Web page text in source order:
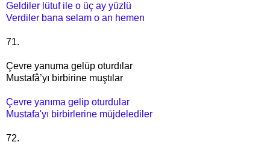
Geldiler lütuf ile o üç ay yüzlü
Verdiler bana selam o an hemen
71.
Çevre yanuma gelüp oturdılar
Mustafâ’yı birbirine muştılar
Çevre yanıma gelip oturdular
Mustafa'yı birbirlerine müjdelediler
72.